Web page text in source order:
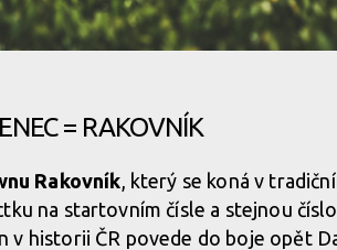
= RAKOVNÍK
Rakovník , který se koná v
na startovním čísle a stejnou
historii ČR povede do boje opět